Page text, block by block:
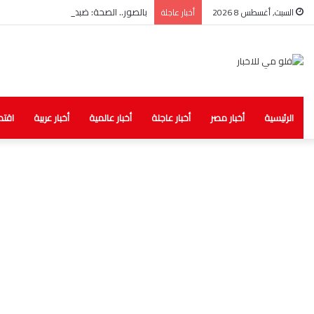
السبت, أغسطس 8 2026 أخبار عاجلة بالصور.. الصحة: ضبط مخزن غير مرخص
الرئيسية أخبار مصر أخبار عاجلة أخبار عالمية أخبار عربية